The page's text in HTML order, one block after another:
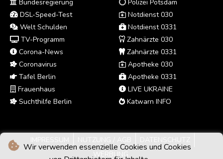
Wir verwenden essenzielle Cookies und Cookies
Bundesregierung
DSL-Speed-Test
Welt Schulden
TV-Programm
Corona-News
Coronavirus
Tafel Berlin
Frauenhaus
Suchthilfe Berlin
Polizei Potsdam
Notdienst 030
Notdienst 0331
Zahnärzte 030
Zahnärzte 0331
Apotheke 030
Apotheke 0331
LIVE UKRAINE
Katwarn INFO
IMPRESSUM NUTZUNG / AGB
DATENSCHUTZ
WERBUNG